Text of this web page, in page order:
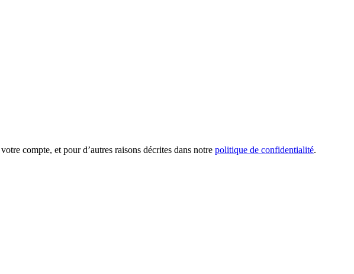
compte, et pour d’autres raisons décrites dans notre politique de confidentialité.